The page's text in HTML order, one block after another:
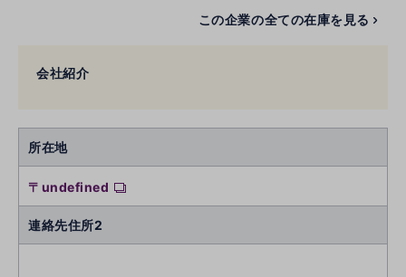
この企業の全ての在庫を見る
会社紹介
所在地
〒undefined
連絡先住所2